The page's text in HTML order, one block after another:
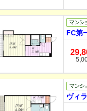
FC第
ヴィ